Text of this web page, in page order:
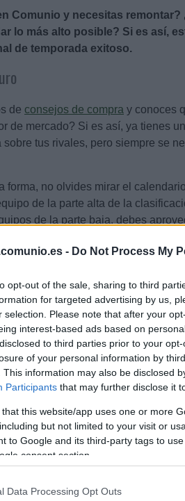
- Do Not Process My
opt-out of the sale, sharing to third
for targeted advertising by us,
selection. Please note that after your
interest-based ads based on
to third parties prior to your
of your personal information by
This information may also be disclosed
Participants that may further disclose it
that this website/app uses one or more
but not limited to your visit or
to Google and its third-party tags to
consent section.
Data Processing Opt Outs
Comunio y necesitas remontar?
lo más alto posible? Si es así,
de temporada exitoso.
de consejos de compra y conoces
de mercado? Si es así, ya tienes
tus rivales, pero siempre se
forma, no olvides mirar el
de la parte alta de la
de la parte baja, debes
si aparecen en el mercado o un
tres partidos aplazados y
el Barcelona-Rayo,
los futbolistas de esos equipos te
teniendo en cuenta las
de amonestaciones. Siempre
bajas. ¡No tengas una plantilla de
la cantidad óptima.
23
han caído lesionados y no
estarán de baja.